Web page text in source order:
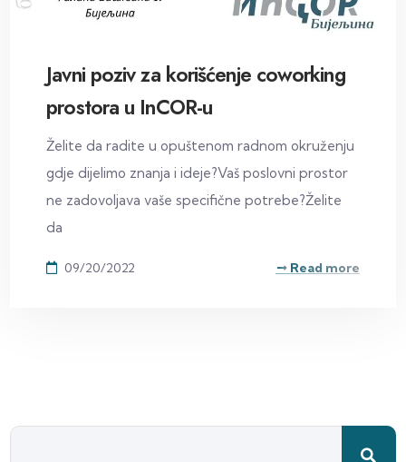
Javni poziv za korišćenje coworking
prostora u InCOR-u
Želite da radite u opuštenom radnom okruženju
gdje dijelimo znanja i ideje?Vaš poslovni prostor
ne zadovoljava vaše specifične potrebe?Želite
da
09/20/2022 Read more